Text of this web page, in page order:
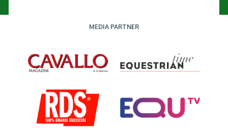
MEDIA PARTNER